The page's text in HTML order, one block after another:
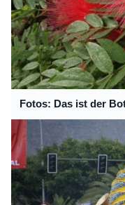
Fotos: Das ist der